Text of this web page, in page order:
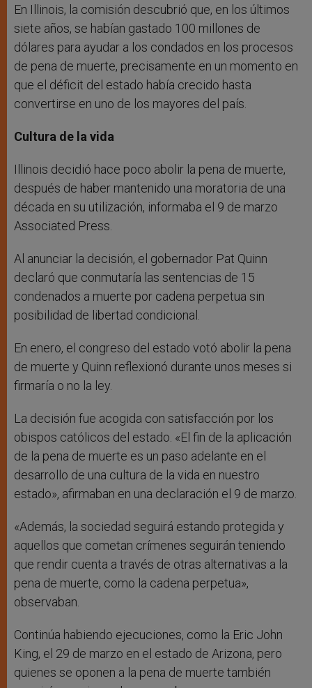
En Illinois, la comisión descubrió que, en los últimos
siete años, se habían gastado 100 millones de
dólares para ayudar a los condados en los procesos
de pena de muerte, precisamente en un momento en
que el déficit del estado había crecido hasta
convertirse en uno de los mayores del país.
Cultura de la vida
Illinois decidió hace poco abolir la pena de muerte,
después de haber mantenido una moratoria de una
década en su utilización, informaba el 9 de marzo
Associated Press.
Al anunciar la decisión, el gobernador Pat Quinn
declaró que conmutaría las sentencias de 15
condenados a muerte por cadena perpetua sin
posibilidad de libertad condicional.
En enero, el congreso del estado votó abolir la pena
de muerte y Quinn reflexionó durante unos meses si
firmaría o no la ley.
La decisión fue acogida con satisfacción por los
obispos católicos del estado. «El fin de la aplicación
de la pena de muerte es un paso adelante en el
desarrollo de una cultura de la vida en nuestro
estado», afirmaban en una declaración el 9 de marzo.
«Además, la sociedad seguirá estando protegida y
aquellos que cometan crímenes seguirán teniendo
que rendir cuenta a través de otras alternativas a la
pena de muerte, como la cadena perpetua»,
observaban.
Continúa habiendo ejecuciones, como la Eric John
King, el 29 de marzo en el estado de Arizona, pero
quienes se oponen a la pena de muerte también